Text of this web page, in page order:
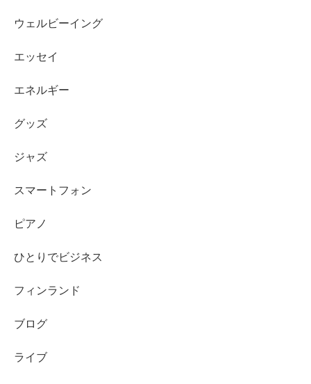
ウェルビーイング
エッセイ
エネルギー
グッズ
ジャズ
スマートフォン
ピアノ
ひとりでビジネス
フィンランド
ブログ
ライブ